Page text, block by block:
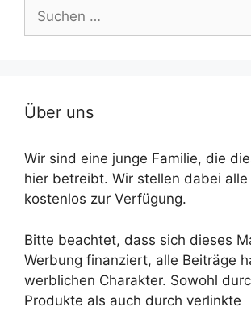
Suche
nach:
Über uns
Wir sind eine junge Familie, die
hier betreibt. Wir stellen dabei alle
kostenlos zur Verfügung.
Bitte beachtet, dass sich dieses
Werbung finanziert, alle Beiträge
werblichen Charakter. Sowohl
Produkte als auch durch verlinkte